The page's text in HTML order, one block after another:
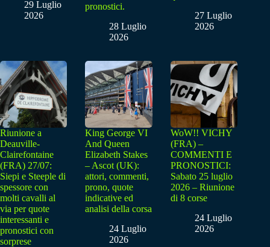
29 Luglio
2026
pronostici.
28 Luglio
2026
27 Luglio
2026
Riunione a
Deauville-
Clairefontaine
(FRA) 27/07:
Siepi e Steeple di
spessore con
molti cavalli al
via per quote
interessanti e
pronostici con
sorprese
King George VI
And Queen
Elizabeth Stakes
– Ascot (UK):
attori, commenti,
prono, quote
indicative ed
analisi della corsa
24 Luglio
2026
WoW!! VICHY
(FRA) –
COMMENTI E
PRONOSTICI:
Sabato 25 luglio
2026 – Riunione
di 8 corse
24 Luglio
2026